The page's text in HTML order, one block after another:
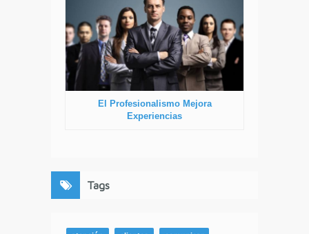
El Profesionalismo Mejora
Experiencias
Tags